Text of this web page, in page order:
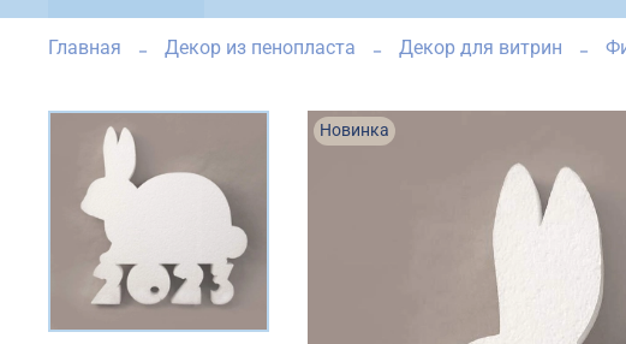
Главная Декор из пенопласта Декор для витрин
Новинка